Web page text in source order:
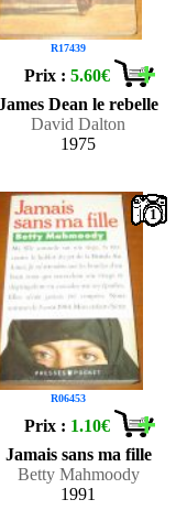
R17439
Prix :5.60€
Dean le rebelle
David Dalton
1975
R06453
1
Prix : 1.10€
Jamais sans ma fille
Betty Mahmoody
1991